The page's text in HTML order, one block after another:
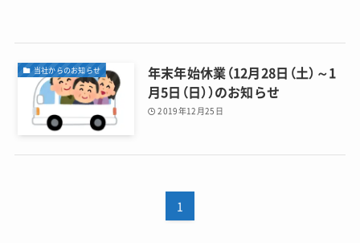
当社からのお知らせ
年末年始休業（12月28日（土）～1
月5日（日））のお知らせ
2019年12月25日
1